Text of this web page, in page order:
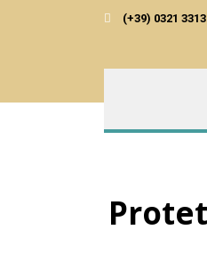
(+39) 0321